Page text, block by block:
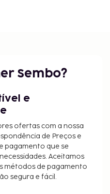
Sembo?
e
ofertas com a nossa
de Preços e
pagamento que se
Aceitamos
métodos de pagamento
segura e fácil.